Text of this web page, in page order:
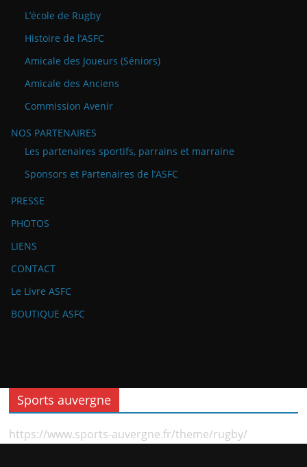
L’école de Rugby
Histoire de l’ASFC
Amicale des Joueurs (Séniors)
Amicale des Anciens
Commission Avenir
NOS PARTENAIRES
Les partenaires sportifs, parrains et marraine
Sponsors et Partenaires de l’ASFC
PRESSE
PHOTOS
LIENS
CONTACT
Le Livre ASFC
BOUTIQUE ASFC
Sports auvergne
https://www.sports-auvergne.fr/theme/rugby/